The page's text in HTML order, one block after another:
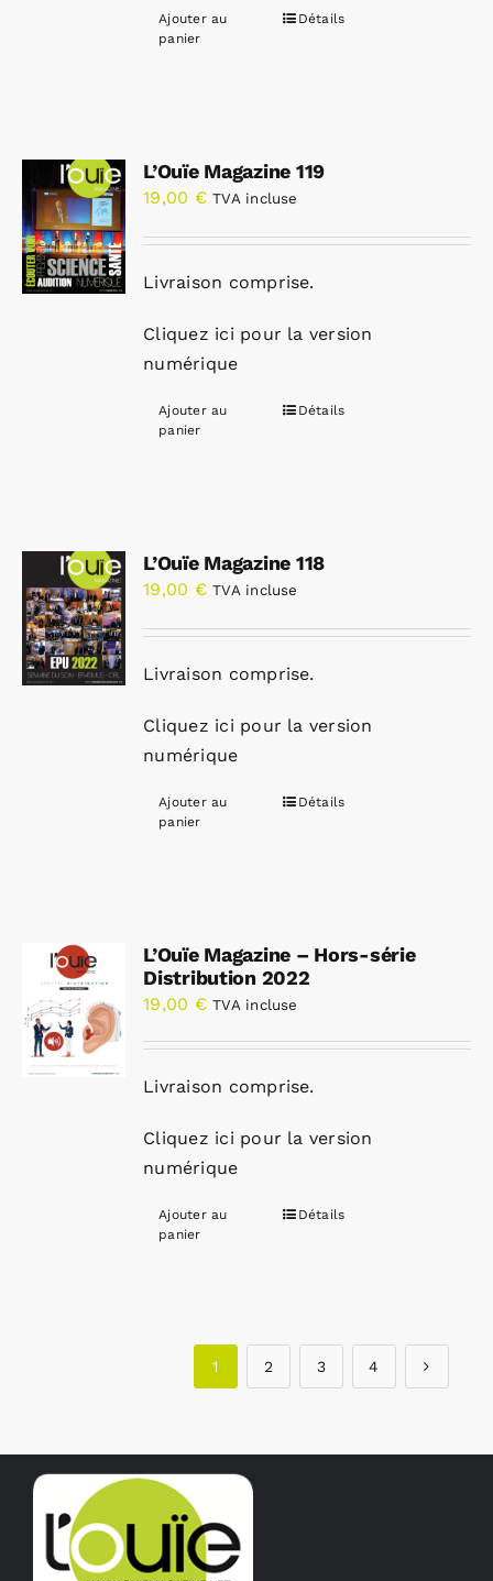
Ajouter au
panier
Détails
L’Ouïe Magazine 119
19,00 € TVA incluse
Livraison comprise.
Cliquez ici pour la version
numérique
Ajouter au
panier
Détails
L’Ouïe Magazine 118
19,00 € TVA incluse
Livraison comprise.
Cliquez ici pour la version
numérique
Ajouter au
panier
Détails
L’Ouïe Magazine – Hors-série
Distribution 2022
19,00 € TVA incluse
Livraison comprise.
Cliquez ici pour la version
numérique
Ajouter au
panier
Détails
1 2 3 4